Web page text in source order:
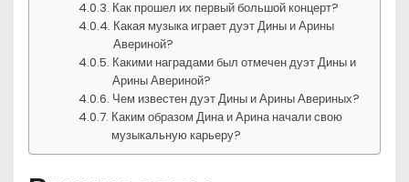
Как прошел их первый большой концерт?
Какая музыка играет дуэт Дины и Арины
Авериной?
Какими наградами был отмечен дуэт Дины и
Арины Авериной?
Чем известен дуэт Дины и Арины Авериных?
Каким образом Дина и Арина начали свою
музыкальную карьеру?